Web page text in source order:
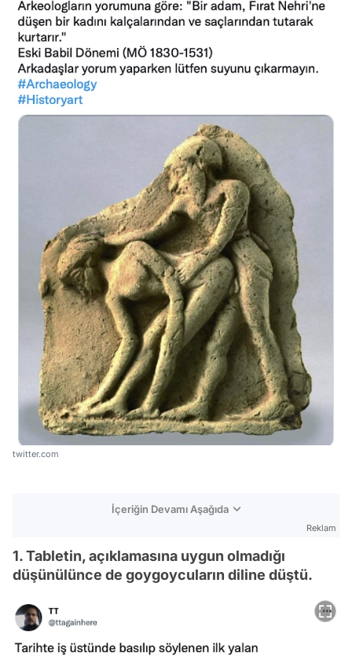
twitter.com
İçeriğin Devamı Aşağıda
Reklam
1. Tabletin, açıklamasına uygun olmadığı
düşünülünce de goygoycuların diline düştü.